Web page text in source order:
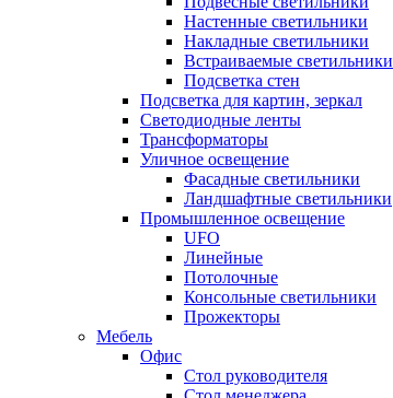
Настенные светильники
Накладные светильники
Встраиваемые светильники
Подсветка стен
Подсветка для картин, зеркал
Светодиодные ленты
Трансформаторы
Уличное освещение
Фасадные светильники
Ландшафтные светильники
Промышленное освещение
UFO
Линейные
Потолочные
Консольные светильники
Прожекторы
Мебель
Офис
Стол руководителя